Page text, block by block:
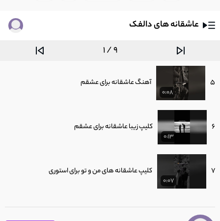
عاشقانه های دالفک
1 / 9
5
0:08
آهنگ عاشقانه برای عشقم
6
0:13
کلیپ زیبا عاشقانه برای عشقم
7
0:07
کلیپ عاشقانه های من و تو برای استوری